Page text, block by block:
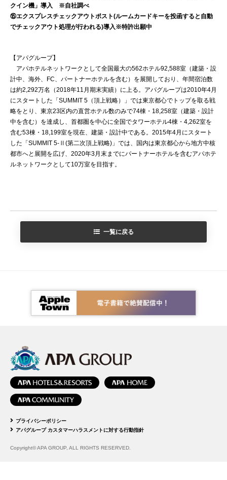
クイン機」導入 ※自社調べ
⑮エクスプレスチェックアウトポスト(ルームカードキーを投函すると自動
でチェックアウト処理が行われる)導入※特許出願中
【アパグループ】
アパホテルネットワークとして全国最大の562ホテル92,588室（建築・設
計中、海外、FC、パートナーホテルを含む）を展開しており、年間宿泊数
は約2,292万名（2018年11月期末実績）に上る。アパグループは2010年4月
にスタートした「SUMMIT 5（頂上戦略）」では東京都心でトップを取る戦
略をとり、東京23区内の直営ホテル数のみで74棟・18,258室（建築・設計
中を含む）を達成し、首都圏を中心に全国でタワーホテル4棟・4,262室を
含む53棟・18,199室を現在、建築・設計中である。2015年4月にスタート
した「SUMMIT 5-Ⅱ(第二次頂上戦略)」では、国内は東京都心から地方中核
都市へと展開を広げ、2020年3月末までにパートナーホテルを含むアパホテ
ルネットワークとして10万室を目指す。
一覧に戻る
プライバシーポリシー
アパグループ カスタマーハラスメントに対する行動指針
Copyright© APA GROUP, ALL RIGHTS RESERVED.